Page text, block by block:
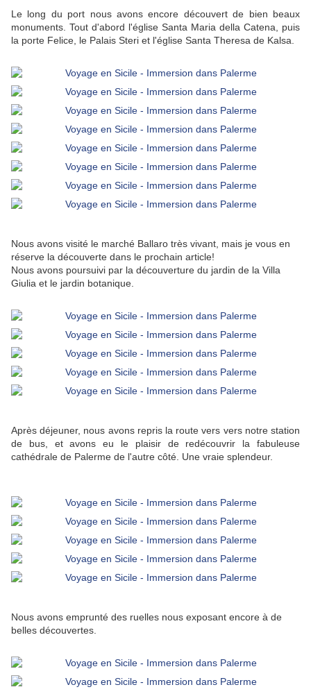
Le long du port nous avons encore découvert de bien beaux
monuments. Tout d'abord l'église Santa Maria della Catena, puis
la porte Felice, le Palais Steri et l'église Santa Theresa de Kalsa.
Nous avons visité le marché Ballaro très vivant, mais je vous en
réserve la découverte dans le prochain article!
Nous avons poursuivi par la découverture du jardin de la Villa
Giulia et le jardin botanique.
Après déjeuner, nous avons repris la route vers vers notre station
de bus, et avons eu le plaisir de redécouvrir la fabuleuse
cathédrale de Palerme de l'autre côté. Une vraie splendeur.
Nous avons emprunté des ruelles nous exposant encore à de
belles découvertes.